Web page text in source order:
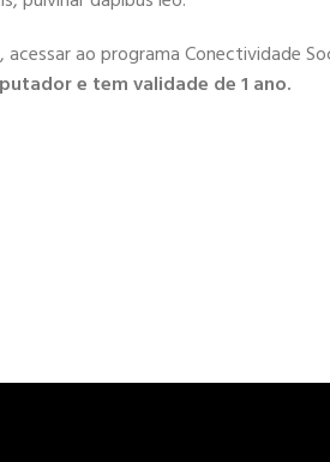
acessar ao programa Conectividade
e tem validade de 1 ano.